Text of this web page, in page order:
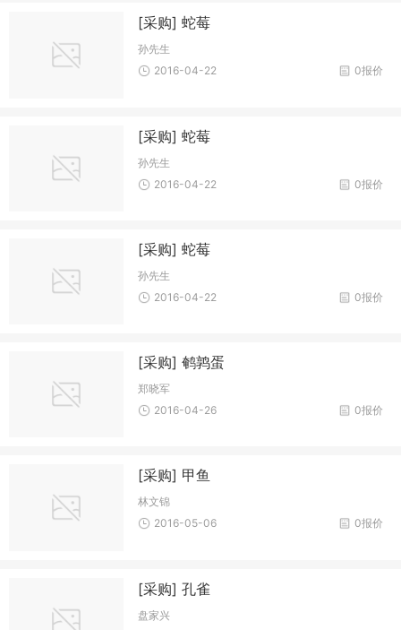
[采购] 蛇莓
孙先生
0报价
2016-04-22
[采购] 蛇莓
孙先生
0报价
2016-04-22
[采购] 蛇莓
孙先生
0报价
2016-04-22
[采购] 鹌鹑蛋
郑晓军
0报价
2016-04-26
[采购] 甲鱼
林文锦
0报价
2016-05-06
[采购] 孔雀
盘家兴